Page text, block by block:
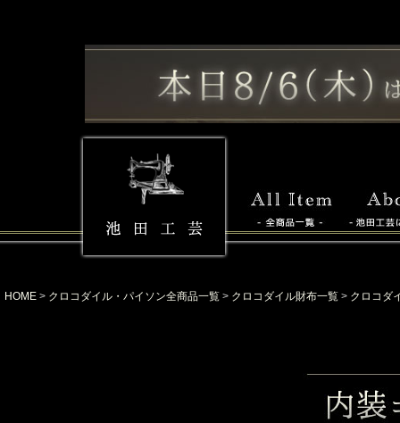
HOME クロコダイル・パイソン全商品一覧 クロコダイル財布一覧 クロコダ